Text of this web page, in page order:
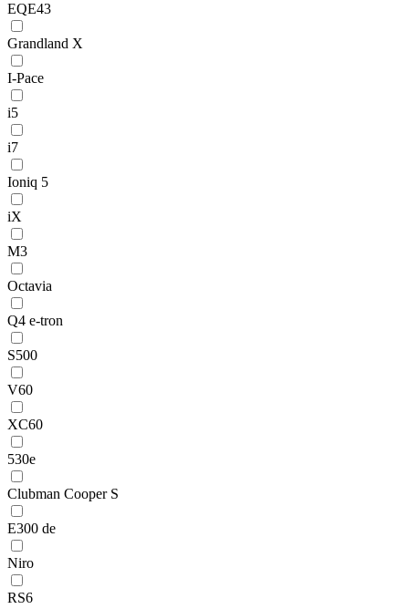
EQE43
Grandland X
I-Pace
i5
i7
Ioniq 5
iX
M3
Octavia
Q4 e-tron
S500
V60
XC60
530e
Clubman Cooper S
E300 de
Niro
RS6